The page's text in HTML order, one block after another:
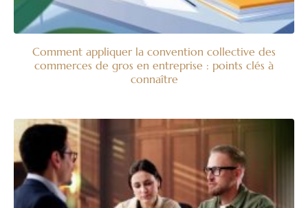
Comment appliquer la convention collective des
commerces de gros en entreprise : points clés à
connaître